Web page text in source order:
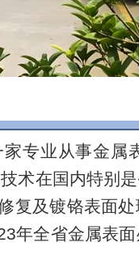
专业从事金属
术在国内特别
复及镀铬表面
年全省金属表